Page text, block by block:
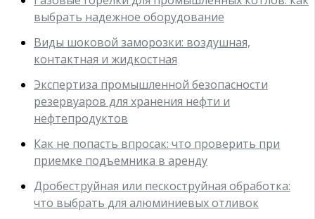
выбрать надежное оборудование
Виды шоковой заморозки: воздушная,
контактная и жидкостная
Экспертиза промышленной безопасности
резервуаров для хранения нефти и
нефтепродуктов
Как не попасть впросак: что проверить при
приемке подъемника в аренду
Дробеструйная или пескоструйная обработка:
что выбрать для алюминиевых отливок